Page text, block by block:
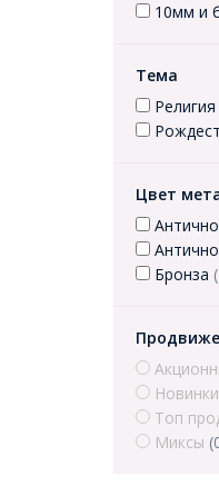
10мм и
Тема
Религия
Цвет
Бронза
Новинки
Топ
Миксы